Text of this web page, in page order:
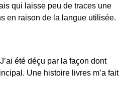
qui laisse peu de traces une
en raison de la langue utilisée.
été déçu par la façon dont
Une histoire livres m’a fait